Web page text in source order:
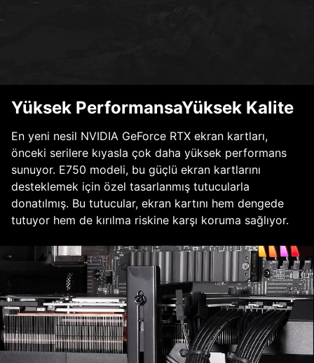
Yüksek PerformansaYüksek Kalite
En yeni nesil NVIDIA GeForce RTX ekran kartları,
önceki serilere kıyasla çok daha yüksek performans
sunuyor. E750 modeli, bu güçlü ekran kartlarını
desteklemek için özel tasarlanmış tutucularla
donatılmış. Bu tutucular, ekran kartını hem dengede
tutuyor hem de kırılma riskine karşı koruma sağlıyor.